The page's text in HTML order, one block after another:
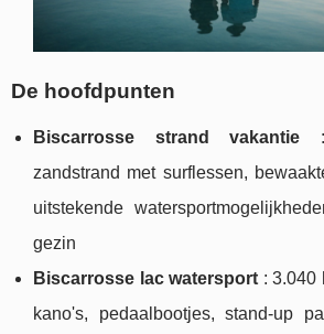
De hoofdpunten
Biscarrosse strand vakantie
zandstrand met surflessen,
uitstekende
gezin
Biscarrosse lac watersport : 3.040
kano's, pedaalbootjes, stand-up